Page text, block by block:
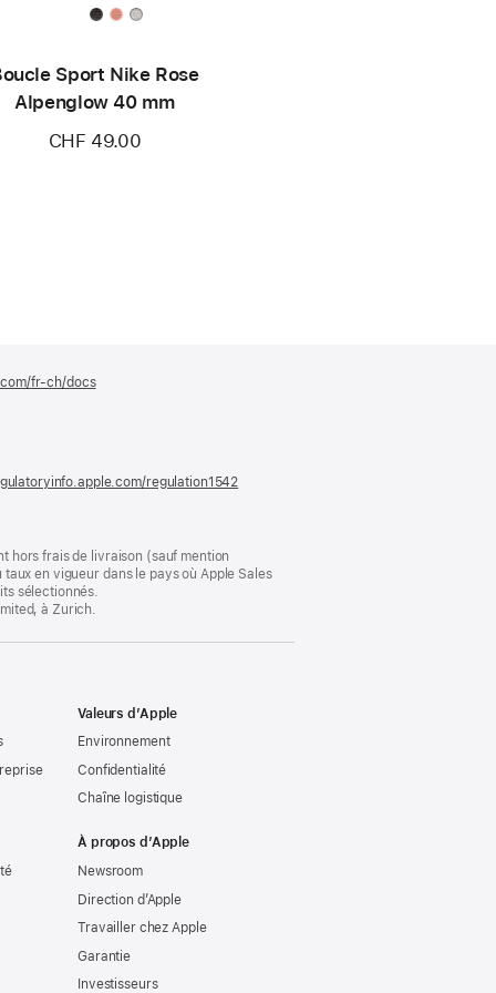
Sport Nike Rose
Alpenglow 40 mm
CHF 49.00
fr-ch/docs(s’ouvre
regulation1542
hors frais de livraison (sauf mention
en vigueur dans le pays où Apple Sales
sélectionnés.
à Zurich.
Valeurs d’Apple
Environnement
Confidentialité
Chaîne logistique
À propos d’Apple
Newsroom
Direction d’Apple
Travailler chez Apple
Garantie
Investisseurs